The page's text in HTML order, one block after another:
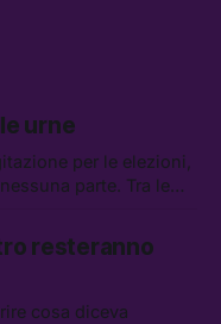
urne
per le elezioni,
parte. Tra le
la coalizione, e
degli agenti IA
resteranno
cosa diceva